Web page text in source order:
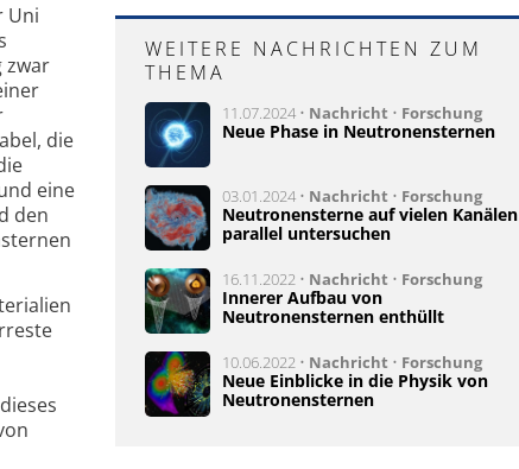
WEITERE NACHRICHTEN ZUM
THEMA
11.07.2024 • Nachricht • Forschung
Neue Phase in Neutronensternen
03.01.2024 • Nachricht • Forschung
Neutronensterne auf vielen Kanälen
parallel untersuchen
16.11.2022 • Nachricht • Forschung
Innerer Aufbau von
Neutronensternen enthüllt
10.06.2022 • Nachricht • Forschung
Neue Einblicke in die Physik von
Neutronensternen
Uni
zwar
die
eine
den